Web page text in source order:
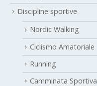
Discipline sportive
Nordic Walking
Ciclismo Amatoriale
Running
Camminata Sportiva